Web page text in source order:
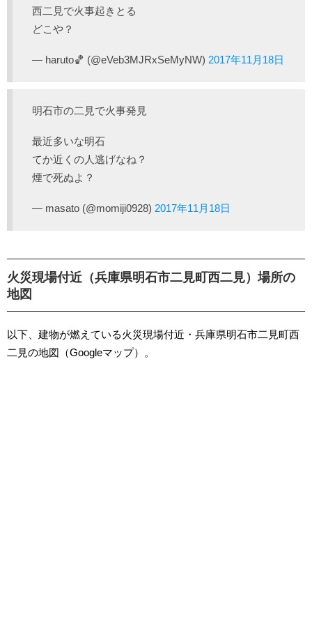
西二見で火事起きとる
どこや？
— haruto🏀 (@eVeb3MJRxSeMyNW) 2017年11月18日
明石市の二見で火事発見
最近多いな明石
てか近くの人逃げなね？
煙で死ぬよ？
— masato (@momiji0928) 2017年11月18日
火災現場付近（兵庫県明石市二見町西二見）場所の
地図
以下、建物が燃えている火災現場付近・兵庫県明石市二見町西
二見の地図（Googleマップ）。